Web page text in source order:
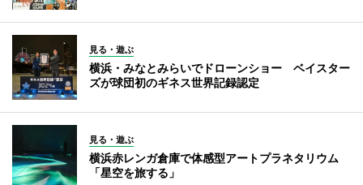
見る・遊ぶ
横浜・みなとみらいでドローンショー ベイスター
ズが球団初のギネス世界記録認定
見る・遊ぶ
横浜赤レンガ倉庫で体感型アートプラネタリウム
「星空を旅する」